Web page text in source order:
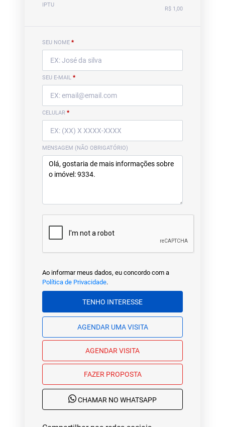
IPTU
R$ 1,00
SEU NOME *
SEU E-MAIL *
CELULAR *
MENSAGEM (NÃO OBRIGATÓRIO)
Ao informar meus dados, eu concordo com a
Política de Privacidade.
TENHO INTERESSE
AGENDAR UMA VISITA
AGENDAR VISITA
FAZER PROPOSTA
CHAMAR NO WHATSAPP